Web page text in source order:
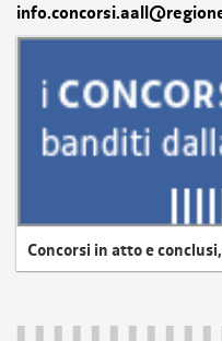
Concorsi in atto e